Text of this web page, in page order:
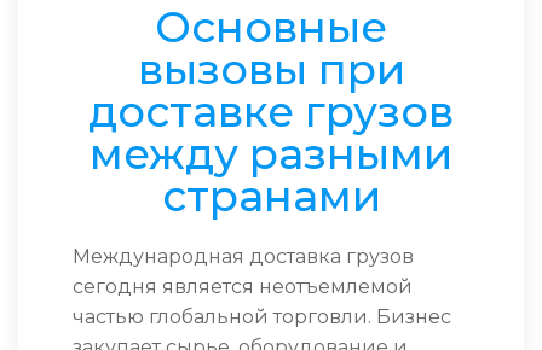
Основные
вызовы при
доставке грузов
между разными
странами
Международная доставка грузов
сегодня является неотъемлемой
частью глобальной торговли. Бизнес